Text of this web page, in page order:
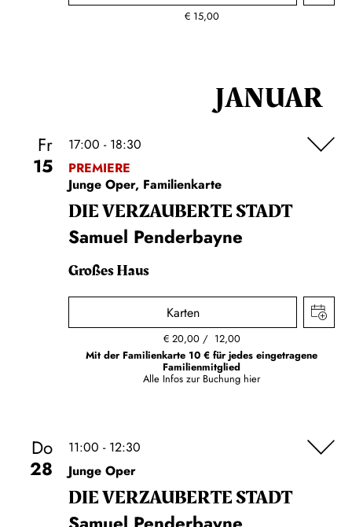
€ 15,00
JANUAR
Fr
15
17:00 - 18:30
PREMIERE
Junge Oper, Familienkarte
DIE VERZAUBERTE STADT
Samuel Penderbayne
Großes Haus
Karten
€ 20,00
12,00
Mit der Familienkarte 10 € für jedes eingetragene
Familienmitglied
Alle Infos zur Buchung hier
Do
28
11:00 - 12:30
Junge Oper
DIE VERZAUBERTE STADT